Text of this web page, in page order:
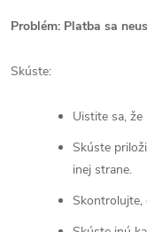
Problém: Platba sa
Skúste:
Uistite sa,
Skúste
inej strane.
Skontrolujte,